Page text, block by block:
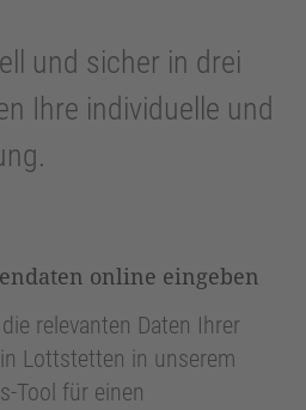
und sicher in drei
Ihre individuelle und
online eingeben
relevanten Daten Ihrer
Lottstetten in unserem
Tool für einen